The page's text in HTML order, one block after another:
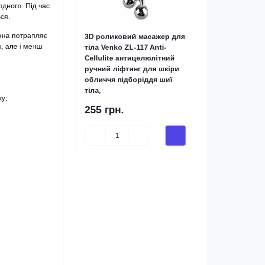
Під час
потрапляє
але і менш
3D роликовий масажер для
тіла Venko ZL-117 Anti-
Cellulite антицелюлітний
ручний ліфтинг для шкіри
обличчя підборіддя шиї
тіла,
255 грн.